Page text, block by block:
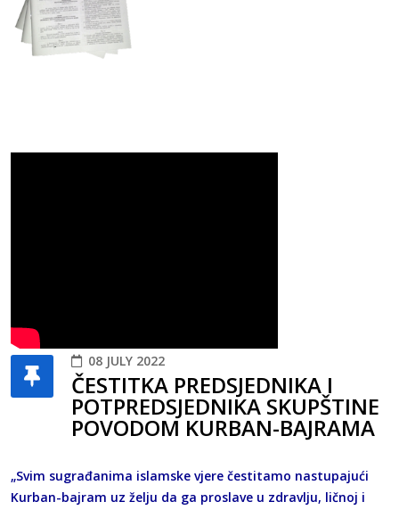
08 JULY 2022
ČESTITKA PREDSJEDNIKA I
POTPREDSJEDNIKA SKUPŠTINE
POVODOM KURBAN-BAJRAMA
„Svim sugrađanima islamske vjere čestitamo nastupajući
Kurban-bajram uz želju da ga proslave u zdravlju, ličnoj i